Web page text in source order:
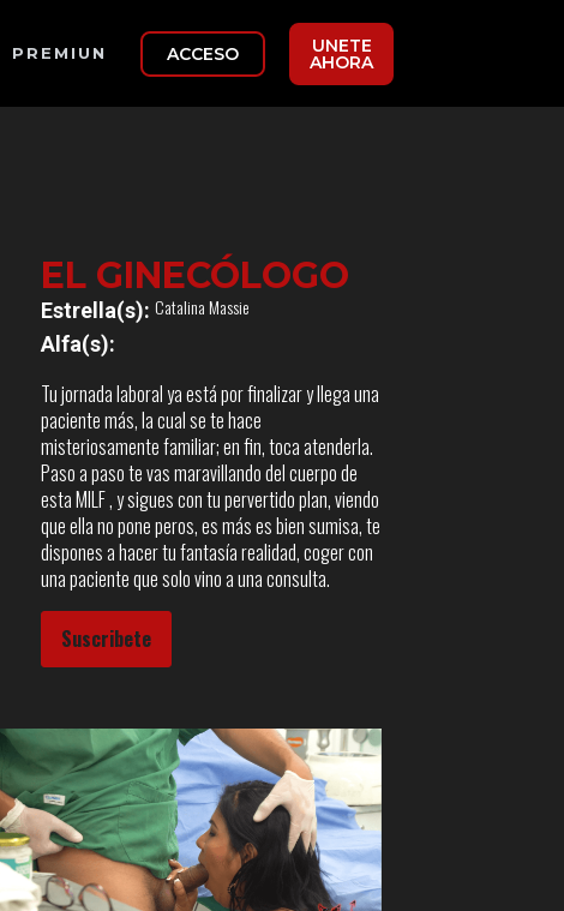
PREMIUN ACCESO UNETE
AHORA
EL GINECÓLOGO
Estrella(s): Catalina Massie
Alfa(s):
Tu jornada laboral ya está por finalizar y llega una
paciente más, la cual se te hace
misteriosamente familiar; en fin, toca atenderla.
Paso a paso te vas maravillando del cuerpo de
esta MILF , y sigues con tu pervertido plan, viendo
que ella no pone peros, es más es bien sumisa, te
dispones a hacer tu fantasía realidad, coger con
una paciente que solo vino a una consulta.
Suscribete